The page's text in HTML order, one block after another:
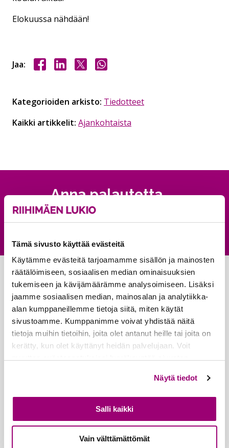
Tämä sivusto käyttää evästeitä
Käytämme evästeitä tarjoamamme sisällön ja mainosten
räätälöimiseen, sosiaalisen median ominaisuuksien
tukemiseen ja kävijämäärämme analysoimiseen. Lisäksi
jaamme sosiaalisen median, mainosalan ja analytiikka-
alan kumppaneillemme tietoja siitä, miten käytät
sivustoamme. Kumppanimme voivat yhdistää näitä
tietoja muihin tietoihin, joita olet antanut heille tai joita on
kerätty, kun olet käyttänyt heidän palvelujaan. Voit
Näytä tiedot
Salli kaikki
Vain välttämättömät
Elokuussa nähdään!
Jaa: Jaa Facebookissa
Jaa LinkedInissä
Jaa X:ssäJaa WhasAppissa
Kategorioiden arkisto: Tiedotteet
Kaikki artikkelit: Ajankohtaista
Anna palautetta
Palautepalvelu
Riihimäen lukio
Sähköpostiosoitteet:
etunimi.sukunimi@riihimaki.fi